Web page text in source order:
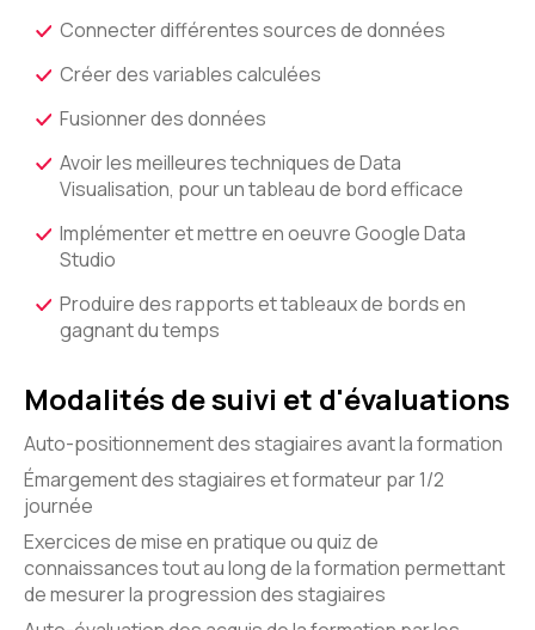
Connecter différentes sources de données
Créer des variables calculées
Fusionner des données
Avoir les meilleures techniques de Data
Visualisation, pour un tableau de bord efficace
Implémenter et mettre en oeuvre Google Data
Studio
Produire des rapports et tableaux de bords en
gagnant du temps
Modalités de suivi et d'évaluations
Auto-positionnement des stagiaires avant la formation
Émargement des stagiaires et formateur par 1/2
journée
Exercices de mise en pratique ou quiz de
connaissances tout au long de la formation permettant
de mesurer la progression des stagiaires